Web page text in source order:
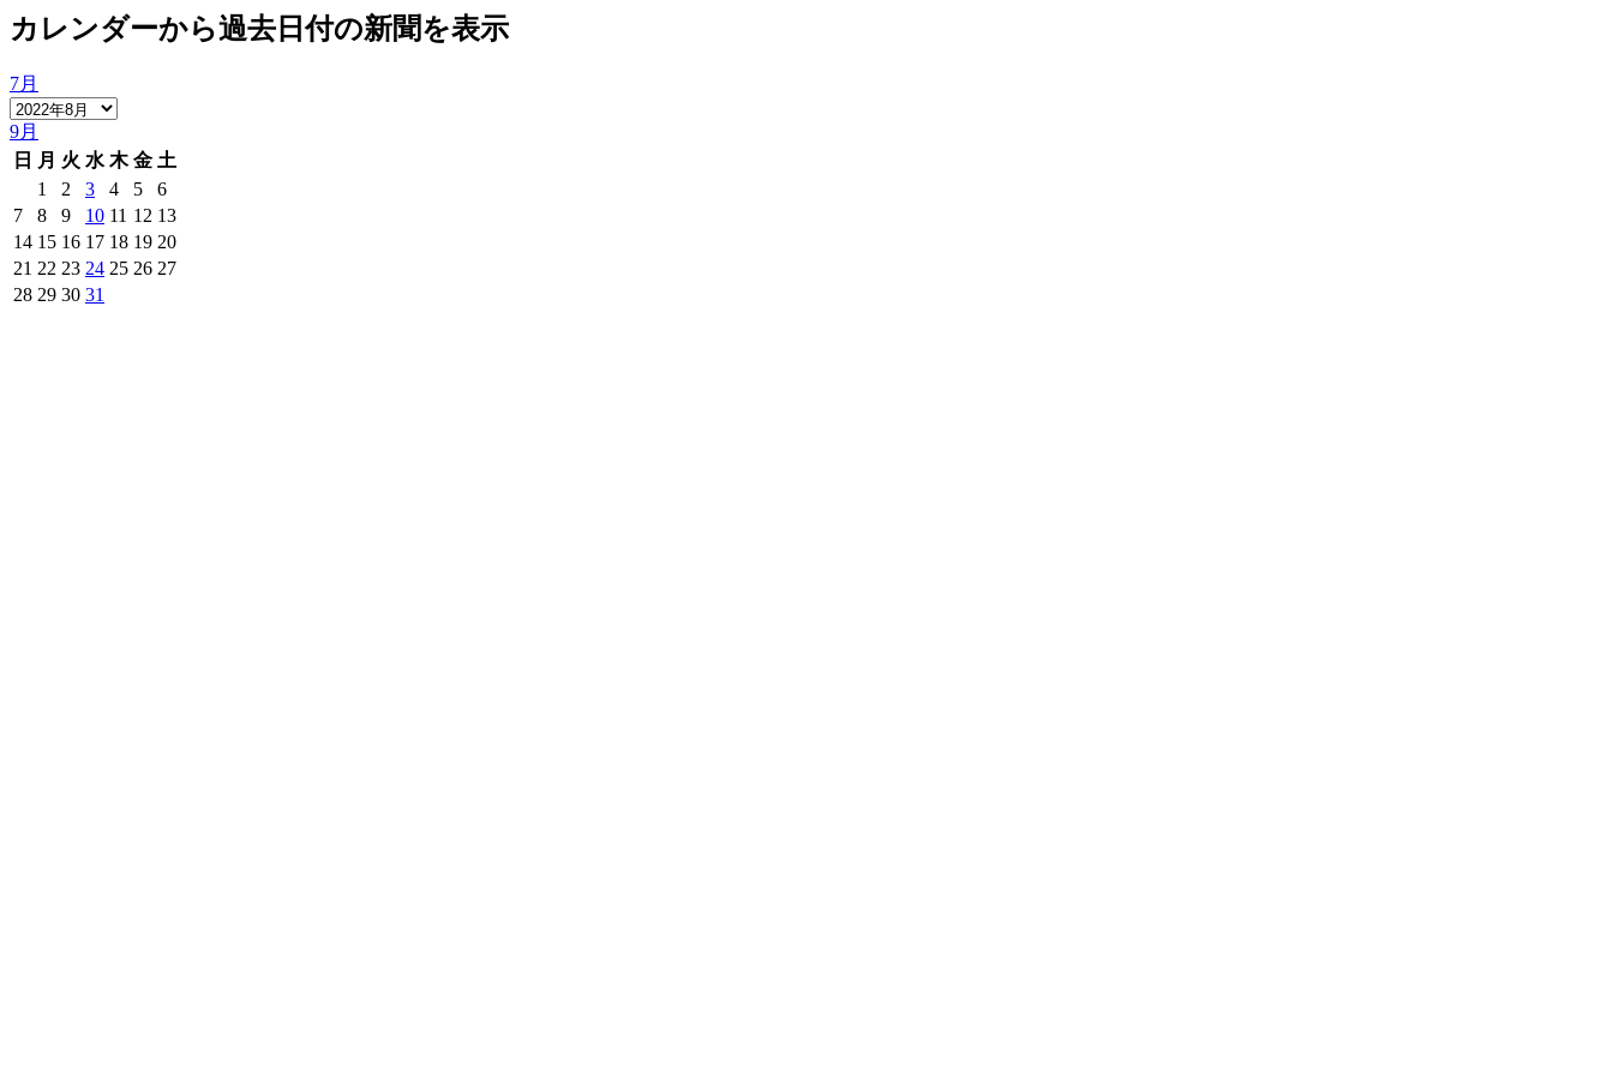
カレンダーから過去日付の新聞を表示
7月
9月
日
月 火 水 木 金 土
1
2 3 4 5
6
7
8 9 10 11 12 13
14 15 16 17 18 19 20
21 22 23 24 25 26 27
28 29 30 31